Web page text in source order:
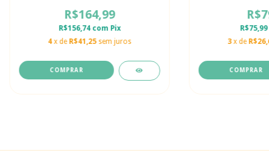
R$164,99
R$156,74 com Pix
4 x de R$41,25 sem juros
COMPRAR
R$75,99
3 x de
COMPRAR